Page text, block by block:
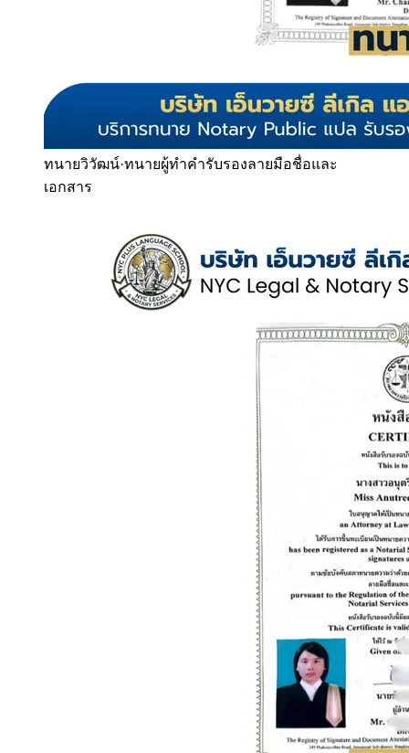
ทนายวิวัฒน์·ทนายผู้ทำคำรับรองลายมือชื่อและ
เอกสาร